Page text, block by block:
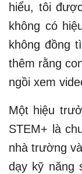
hiểu, tôi
không có
không đồng
thêm rằng
ngồi xem
Một hiệu
STEM+ là
nhà trường
dạy kỹ năng